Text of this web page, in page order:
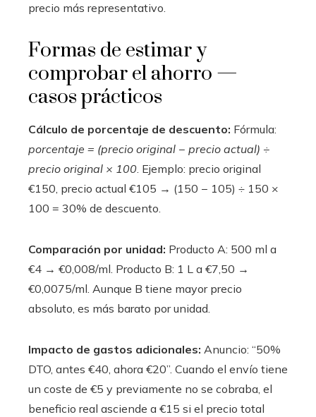
precio más representativo.
Formas de estimar y
comprobar el ahorro —
casos prácticos
Cálculo de porcentaje de descuento: Fórmula:
porcentaje = (precio original − precio actual) ÷
precio original × 100. Ejemplo: precio original
€150, precio actual €105 → (150 − 105) ÷ 150 ×
100 = 30% de descuento.
Comparación por unidad: Producto A: 500 ml a
€4 → €0,008/ml. Producto B: 1 L a €7,50 →
€0,0075/ml. Aunque B tiene mayor precio
absoluto, es más barato por unidad.
Impacto de gastos adicionales: Anuncio: “50%
DTO, antes €40, ahora €20”. Cuando el envío tiene
un coste de €5 y previamente no se cobraba, el
beneficio real asciende a €15 si el precio total